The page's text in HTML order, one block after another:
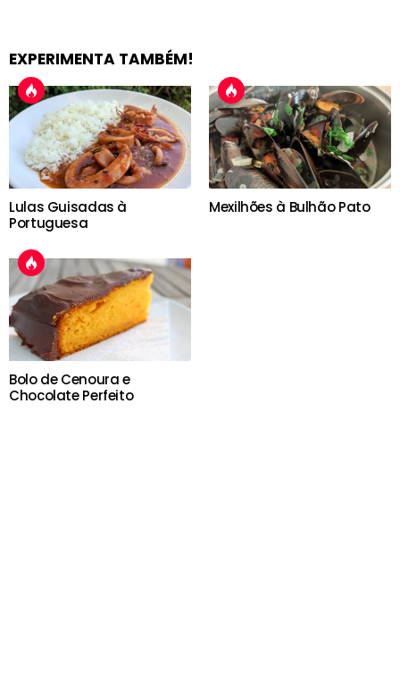
EXPERIMENTA TAMBÉM!
Lulas Guisadas à
Portuguesa
Mexilhões à Bulhão Pato
Bolo de Cenoura e
Chocolate Perfeito